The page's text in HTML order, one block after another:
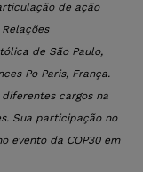
de ação
de São Paulo,
Po Paris, França.
cargos na
Sua participação no
evento da COP30 em